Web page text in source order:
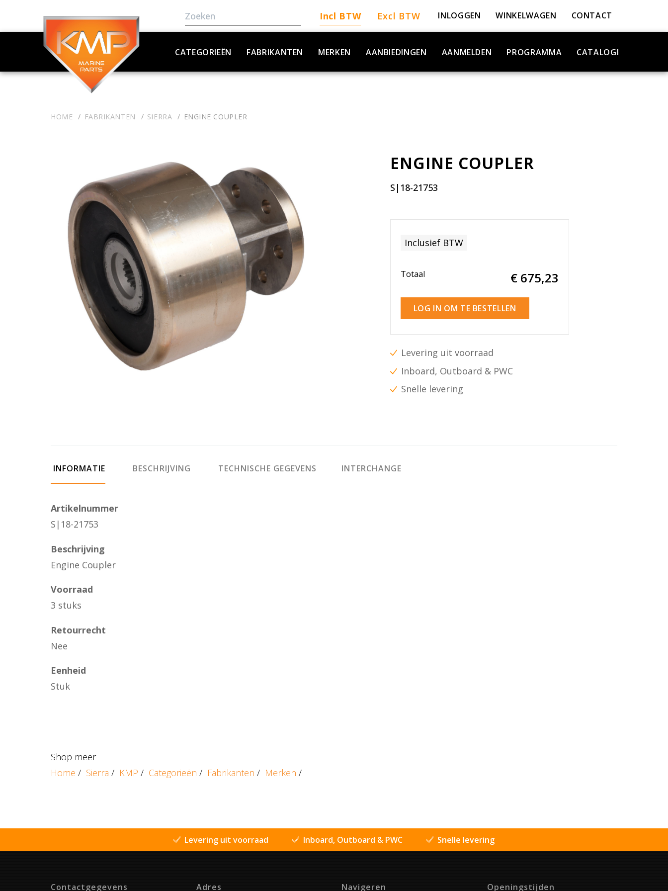
Incl BTW Excl BTW INLOGGEN WINKELWAGEN CONTACT
CATEGORIEËN FABRIKANTEN MERKEN AANBIEDINGEN AANMELDEN PROGRAMMA CATALOGI
HOME FABRIKANTEN SIERRA ENGINE COUPLER
ENGINE COUPLER
S|18-21753
Inclusief BTW
Totaal € 675,23
LOG IN OM TE BESTELLEN
Levering uit voorraad
Inboard, Outboard & PWC
Snelle levering
INFORMATIE BESCHRIJVING TECHNISCHE GEGEVENS INTERCHANGE
Artikelnummer
S|18-21753
Beschrijving
Engine Coupler
Voorraad
3 stuks
Retourrecht
Nee
Eenheid
Stuk
Shop meer
Home / Sierra / KMP / Categorieën / Fabrikanten / Merken /
Levering uit voorraad Inboard, Outboard & PWC Snelle levering
Contactgegevens Adres Navigeren Openingstijden